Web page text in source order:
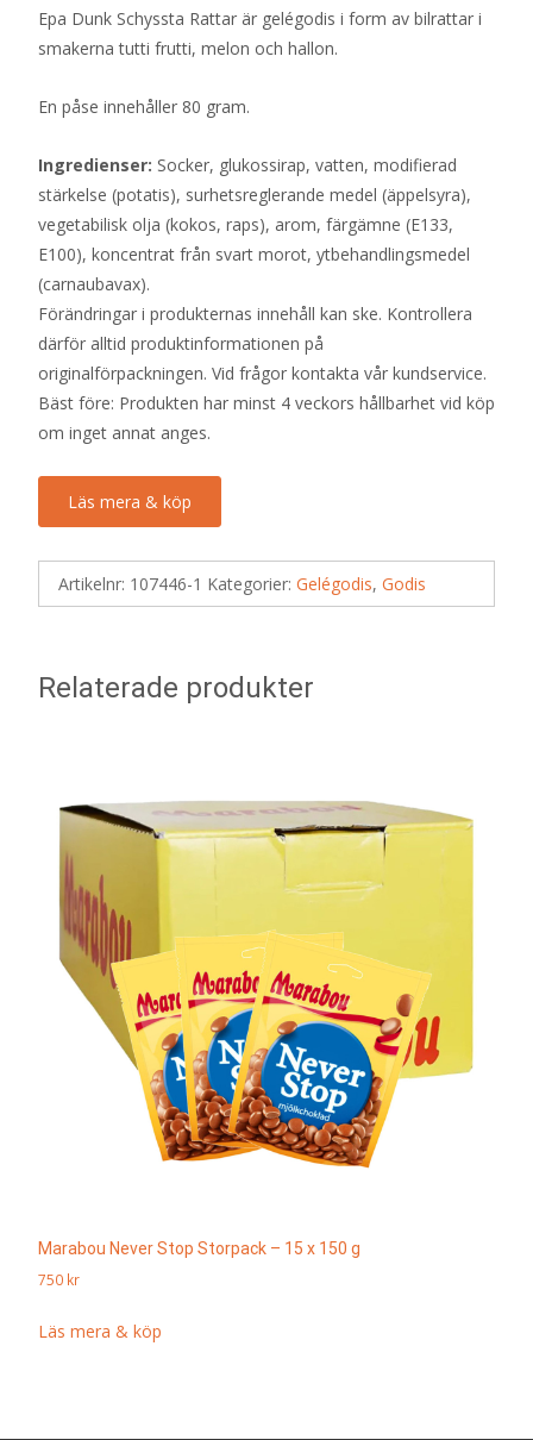
Epa Dunk Schyssta Rattar är gelégodis i form av bilrattar i
smakerna tutti frutti, melon och hallon.
En påse innehåller 80 gram.
Ingredienser: Socker, glukossirap, vatten, modifierad
stärkelse (potatis), surhetsreglerande medel (äppelsyra),
vegetabilisk olja (kokos, raps), arom, färgämne (E133,
E100), koncentrat från svart morot, ytbehandlingsmedel
(carnaubavax).
Förändringar i produkternas innehåll kan ske. Kontrollera
därför alltid produktinformationen på
originalförpackningen. Vid frågor kontakta vår kundservice.
Bäst före: Produkten har minst 4 veckors hållbarhet vid köp
om inget annat anges.
Läs mera & köp
Artikelnr: 107446-1 Kategorier: Gelégodis, Godis
Relaterade produkter
Marabou Never Stop Storpack – 15 x 150 g
750 kr
Läs mera & köp